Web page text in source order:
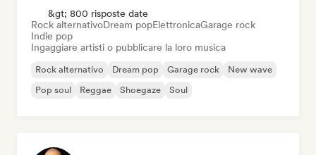
&gt; 800 risposte date
Rock alternativoDream popElettronicaGarage rock
Indie pop
Ingaggiare artisti o pubblicare la loro musica
Rock alternativo Dream pop Garage rock
New wave
Pop soul
Reggae Shoegaze Soul